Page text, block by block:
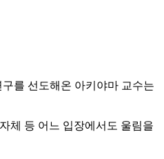
를 선도해온 아키야마 교수는
체 등 어느 입장에서도 울림을